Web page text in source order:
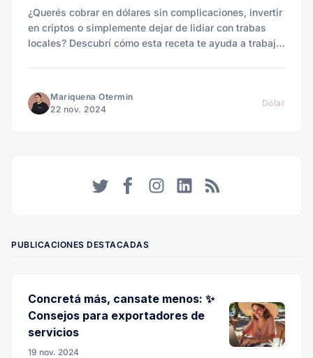
¿Querés cobrar en dólares sin complicaciones, invertir
en criptos o simplemente dejar de lidiar con trabas
locales? Descubrí cómo esta receta te ayuda a trabajar
Mariquena Otermin
22 nov. 2024
Dólar
PUBLICACIONES DESTACADAS
Concretá más, cansate menos: ✨
Consejos para exportadores de
servicios
19 nov. 2024